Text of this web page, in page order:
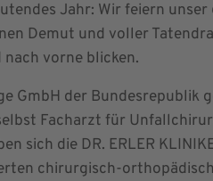
Jahr: Wir feiern
Demut und voller
vorne blicken.
GmbH der Bundesrepublik
Facharzt für
sich die DR. ERLER
chirurgisch-